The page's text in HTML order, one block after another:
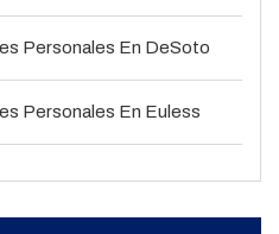
Personales En DeSoto
Personales En Euless